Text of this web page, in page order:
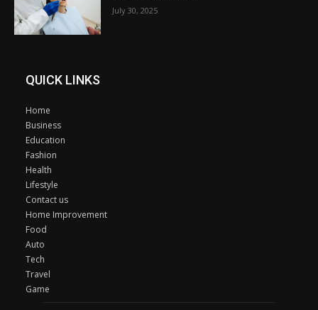
July 30, 2025
QUICK LINKS
Home
Business
Education
Fashion
Health
Lifestyle
Contact us
Home Improvement
Food
Auto
Tech
Travel
Game